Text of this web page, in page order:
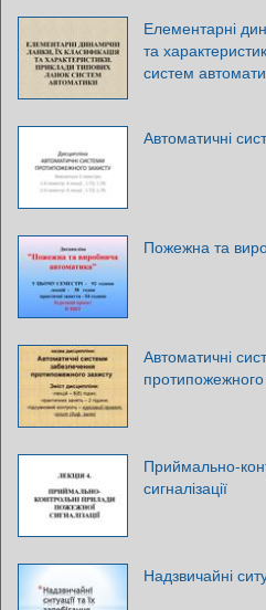
Елементарні
та
систем
Автоматичні
Пожежна та
Автоматичні
протипожежного
Приймально-
сигналізації
Надзвичайні